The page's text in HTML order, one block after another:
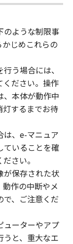
ような制限事
じめこれらの
う場合には、
ください。操作
、本体が動作中
灯するまでお待
は、e-マニュア
ていることを確
さい。
が保存された状
作の中断やメ
で、ご注意くだ
ューターやアプ
うと、重大なエ